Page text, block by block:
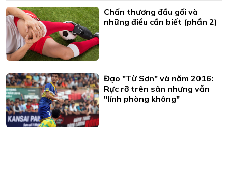
Chấn thương đầu gối và
những điều cần biết (phần 2)
Đạo "Từ Sơn" và năm 2016:
Rực rỡ trên sân nhưng vẫn
"lính phòng không"